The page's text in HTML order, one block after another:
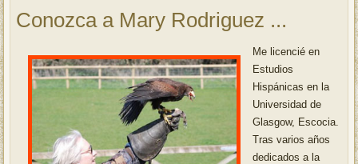
Conozca a Mary Rodriguez ...
Me licencié en
Estudios
Hispánicas en la
Universidad de
Glasgow, Escocia.
Tras varios años
dedicados a la